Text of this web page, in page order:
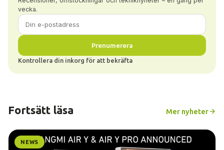
vecka.
Prenumerera
Kontrollera din inkorg för att bekräfta
Fortsätt läsa Mer nyheter
NEWS